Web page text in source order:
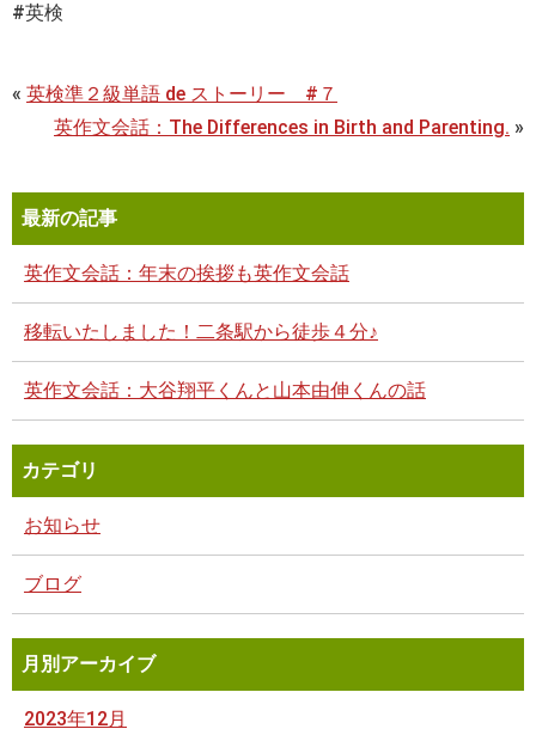
#英検
« 英検準２級単語 de ストーリー #７
英作文会話：The Differences in Birth and Parenting. »
最新の記事
英作文会話：年末の挨拶も英作文会話
移転いたしました！二条駅から徒歩４分♪
英作文会話：大谷翔平くんと山本由伸くんの話
カテゴリ
お知らせ
ブログ
月別アーカイブ
2023年12月